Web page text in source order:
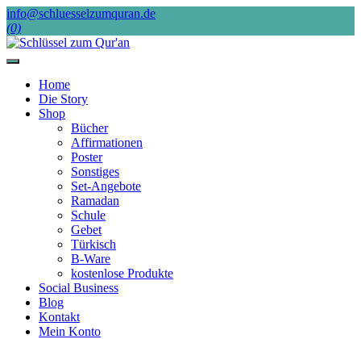
Skip
to
content
info@schluesselzumquran.de
(0)
Home
Die Story
Shop
Bücher
Affirmationen
Poster
Sonstiges
Set-Angebote
Ramadan
Schule
Gebet
Türkisch
B-Ware
kostenlose Produkte
Social Business
Blog
Kontakt
Mein Konto